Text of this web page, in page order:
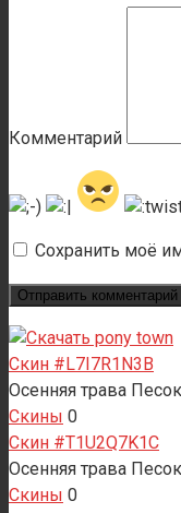
Комментарий
Сохранить моё
Скин #L7I7R1N3B
Осенняя трава
Скины 0
Скин #T1U2Q7K1C
Осенняя трава
Скины 0